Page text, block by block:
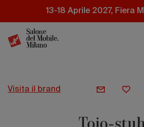
principale
13-18 Aprile 2027, Fiera
visita il brand
Tojo-